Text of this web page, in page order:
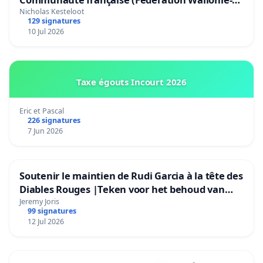
Bruxelles)
Nicholas Kesteloot
129 signatures
10 Jul 2026
Taxe égouts Incourt 2026
Eric et Pascal
226 signatures
7 Jun 2026
Soutenir le maintien de Rudi Garcia à la tête des
Diables Rouges |Teken voor het behoud van
Rudi Garcia als bondscoach
Jeremy Joris
99 signatures
12 Jul 2026